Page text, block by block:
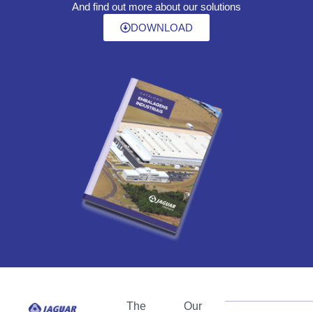
And find out more about our solutions
DOWNLOAD
The
Our